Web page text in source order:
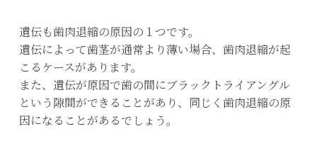
遺伝も歯肉退縮の原因の１つです。
遺伝によって歯茎が通常より薄い場合、歯肉退縮が起
こるケースがあります。
また、遺伝が原因で歯の間にブラックトライアングル
という隙間ができることがあり、同じく歯肉退縮の原
因になることがあるでしょう。